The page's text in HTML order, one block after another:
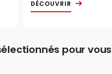
DÉCOUVRIR
pour vous